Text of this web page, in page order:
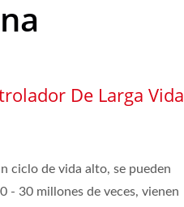
De Larga Vida
ciclo de vida alto, se pueden
- 30 millones de veces, vienen